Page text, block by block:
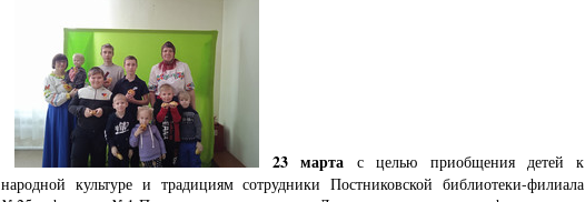
23 мартас целью приобщения детей к
народной культуре и традициям сотрудники Постниковской библиотеки-филиала